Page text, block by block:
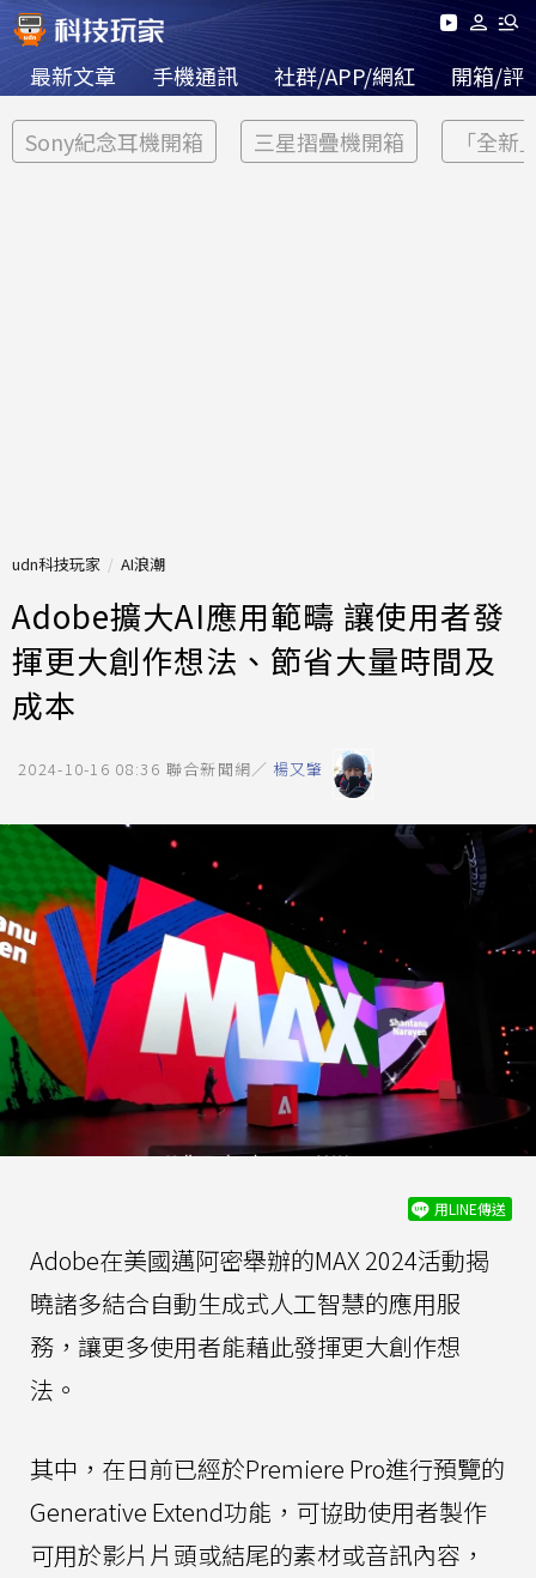
最新文章 手機通訊 社群/APP/網紅 開箱/評
Sony紀念耳機開箱 三星摺疊機開箱 「全新
udn科技玩家 AI浪潮
Adobe擴大AI應用範疇 讓使用者發
揮更大創作想法、節省大量時間及
成本
2024-10-16 08:36 聯合新聞網／ 楊又肇
用LINE傳送
Adobe在美國邁阿密舉辦的MAX 2024活動揭
曉諸多結合自動生成式人工智慧的應用服
務，讓更多使用者能藉此發揮更大創作想
法。
其中，在日前已經於Premiere Pro進行預覽的
Generative Extend功能，可協助使用者製作
可用於影片片頭或結尾的素材或音訊內容，